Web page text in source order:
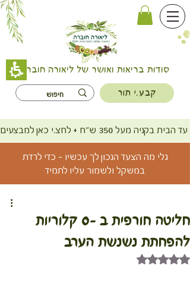
סודות בריאות ואושר של ליאורה חוברה
קבע.י תור
ש"ח + לחצ.י כאן למבצעים
גלי מה הצעד הנכון לך עכשיו - כדי לרדת
במשקל ולשמור עליו לתמיד
חליטה חורפית ב -0 קלוריות
להפחתת נשנשת הערב
דירוג של NaN מתוך 5 כוכבים